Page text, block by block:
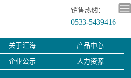
销售热线：
0533-5439416
关于汇海 产品中心
企业公示 人力资源